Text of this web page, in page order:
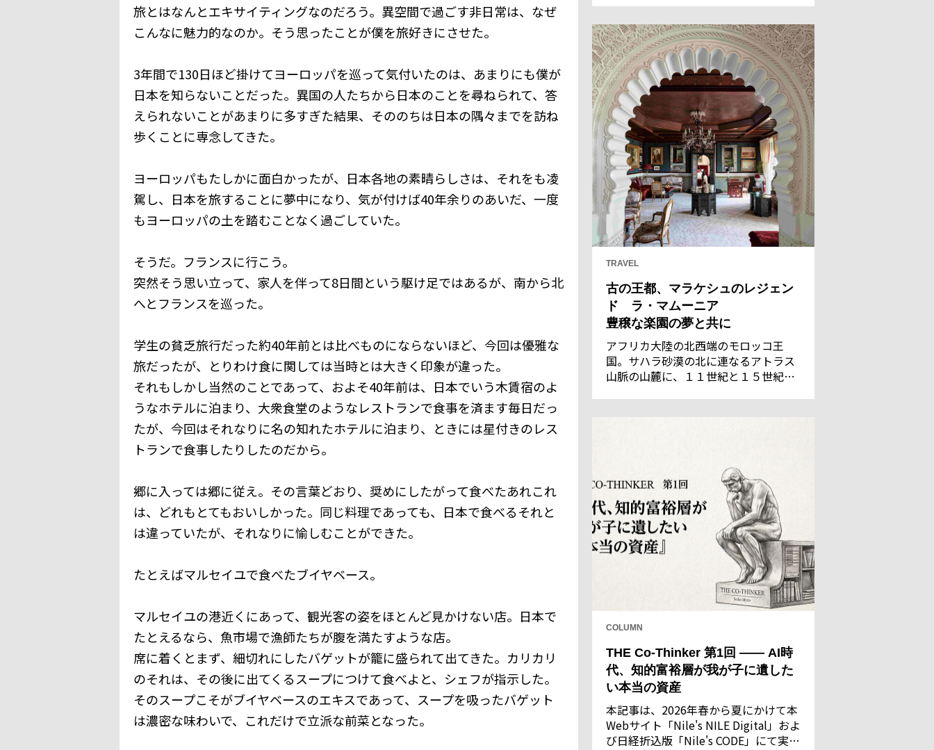
旅とはなんとエキサイティングなのだろう。異空間で過ごす非日常は、なぜ
こんなに魅力的なのか。そう思ったことが僕を旅好きにさせた。
3年間で130日ほど掛けてヨーロッパを巡って気付いたのは、あまりにも僕が
日本を知らないことだった。異国の人たちから日本のことを尋ねられて、答
えられないことがあまりに多すぎた結果、そののちは日本の隅々までを訪ね
歩くことに専念してきた。
ヨーロッパもたしかに面白かったが、日本各地の素晴らしさは、それをも凌
駕し、日本を旅することに夢中になり、気が付けば40年余りのあいだ、一度
もヨーロッパの土を踏むことなく過ごしていた。
そうだ。フランスに行こう。
突然そう思い立って、家人を伴って8日間という駆け足ではあるが、南から北
へとフランスを巡った。
学生の貧乏旅行だった約40年前とは比べものにならないほど、今回は優雅な
旅だったが、とりわけ食に関しては当時とは大きく印象が違った。
それもしかし当然のことであって、およそ40年前は、日本でいう木賃宿のよ
うなホテルに泊まり、大衆食堂のようなレストランで食事を済ます毎日だっ
たが、今回はそれなりに名の知れたホテルに泊まり、ときには星付きのレス
トランで食事したりしたのだから。
郷に入っては郷に従え。その言葉どおり、奨めにしたがって食べたあれこれ
は、どれもとてもおいしかった。同じ料理であっても、日本で食べるそれと
は違っていたが、それなりに愉しむことができた。
たとえばマルセイユで食べたブイヤベース。
マルセイユの港近くにあって、観光客の姿をほとんど見かけない店。日本で
たとえるなら、魚市場で漁師たちが腹を満たすような店。
席に着くとまず、細切れにしたバゲットが籠に盛られて出てきた。カリカリ
のそれは、その後に出てくるスープにつけて食べよと、シェフが指示した。
そのスープこそがブイヤベースのエキスであって、スープを吸ったバゲット
は濃密な味わいで、これだけで立派な前菜となった。
TRAVEL
古の王都、マラケシュのレジェン
ド ラ・マムーニア
豊穣な楽園の夢と共に
アフリカ大陸の北西端のモロッコ王
国。サハラ砂漠の北に連なるアトラス
山脈の山麓に、１１世紀と１５世紀の
COLUMN
THE Co-Thinker 第1回 —— AI時
代、知的富裕層が我が子に遺した
い本当の資産
本記事は、2026年春から夏にかけて本
Webサイト「Nile's NILE Digital」およ
び日経折込版「Nile's CODE」にて実施